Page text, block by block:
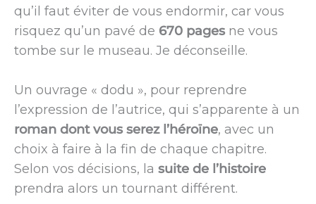
qu’il faut éviter de vous endormir, car vous
risquez qu’un pavé de 670 pagesne vous
tombe sur le museau. Je déconseille.
Un ouvrage « dodu », pour reprendre
l’expression de l’autrice, qui s’apparente à un
roman dont vous serez l’héroïne, avec un
choix à faire à la fin de chaque chapitre.
Selon vos décisions, la suite de l’histoire
prendra alors un tournant différent.